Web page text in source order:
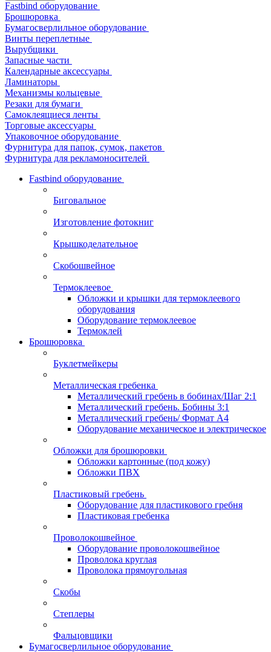
Fastbind оборудование
Брошюровка
Бумагосверлильное оборудование
Винты переплетные
Вырубщики
Запасные части
Календарные аксессуары
Ламинаторы
Механизмы кольцевые
Резаки для бумаги
Самоклеящиеся ленты
Торговые аксессуары
Упаковочное оборудование
Фурнитура для папок, сумок, пакетов
Фурнитура для рекламоносителей
Fastbind оборудование
Биговальное
Изготовление фотокниг
Крышкоделательное
Скобошвейное
Термоклеевое
Обложки и крышки для термоклеевого
оборудования
Оборудование термоклеевое
Термоклей
Брошюровка
Буклетмейкеры
Металлическая гребенка
Металлический гребень в бобинах/Шаг 2:1
Металлический гребень. Бобины 3:1
Металлический гребень/ Формат А4
Оборудование механическое и электрическое
Обложки для брошюровки
Обложки картонные (под кожу)
Обложки ПВХ
Пластиковый гребень
Оборудование для пластикового гребня
Пластиковая гребенка
Проволокошвейное
Оборудование проволокошвейное
Проволока круглая
Проволока прямоугольная
Скобы
Степлеры
Фальцовщики
Бумагосверлильное оборудование